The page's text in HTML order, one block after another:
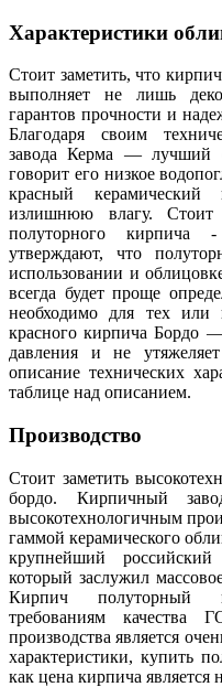
Характеристики
Стоит заметить, что
выполняет не лишь
гарантов прочности и
Благодаря своим
завода Керма — лучший
говорит его низкое
красный
излишнюю влагу. Стоит
полуторного
утверждают, что
использовании и
всегда будет проще
необходимо для тех или
красного кирпича Бордо
давления и не
описание технических
таблице над описанием.
Производство
Стоит заметить
бордо. Кирпичный
высокотехнологичным
гаммой керамического
крупнейший российский
который заслужил
Кирпич полуторный
требованиям
производства является
характеристики, купить
как цена кирпича является